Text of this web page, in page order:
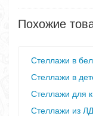
Похожие
Стеллажи в
Стеллажи в
Стеллажи для
Стеллажи из